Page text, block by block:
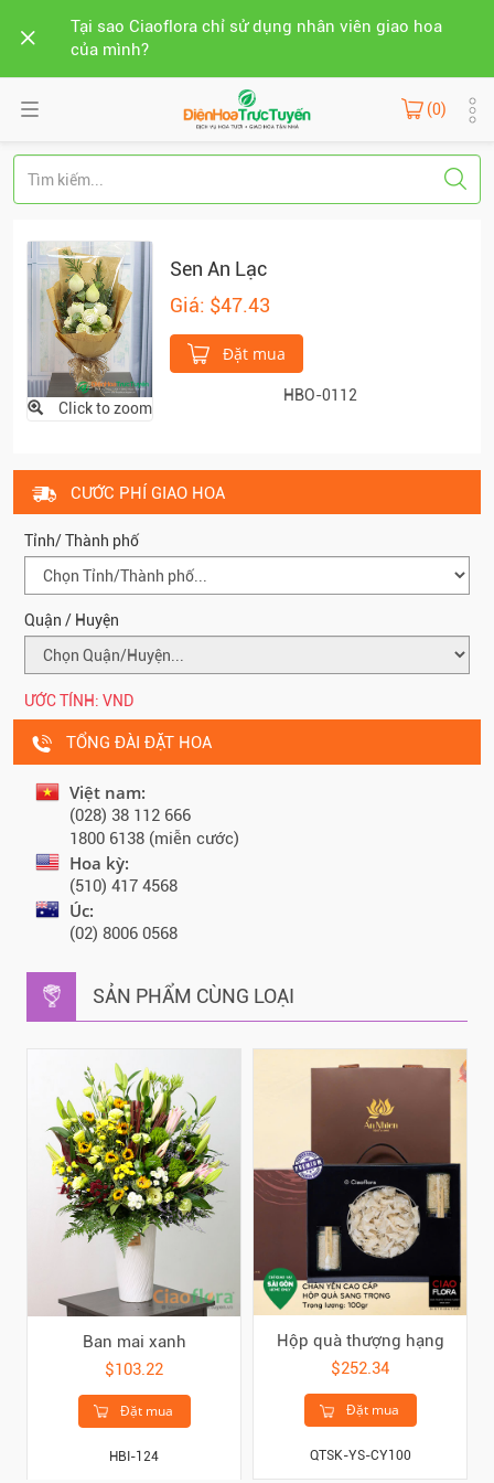
Tại sao Ciaoflora chỉ sử dụng nhân viên giao hoa
của mình?
(0)
Click to zoom
Sen An Lạc
Giá: $47.43
Đặt mua
HBO-0112
CƯỚC PHÍ GIAO HOA
Tỉnh/ Thành phố
Quận / Huyện
ƯỚC TÍNH: VND
TỔNG ĐÀI ĐẶT HOA
Việt nam:
(028) 38 112 666
1800 6138 (miễn cước)
Hoa kỳ:
(510) 417 4568
Úc:
(02) 8006 0568
SẢN PHẨM CÙNG LOẠI
Ban mai xanh
$103.22
Đặt mua
HBI-124
Hộp quà thượng hạng
$252.34
Đặt mua
QTSK-YS-CY100